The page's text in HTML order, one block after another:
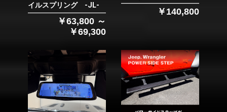
イルスプリング -JL-
￥63,800 ～
￥69,300
￥140,800